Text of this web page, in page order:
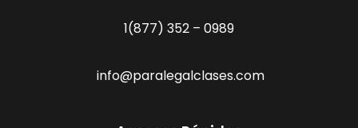
1(877) 352 – 0989
info@paralegalclases.com